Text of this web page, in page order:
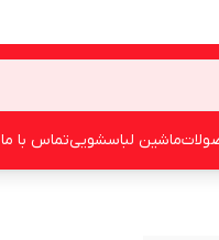
ماشین لباسشوییتماس با ما